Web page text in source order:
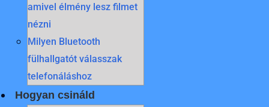
amivel élmény lesz filmet
nézni
Milyen Bluetooth
fülhallgatót válasszak
telefonáláshoz
Hogyan csináld